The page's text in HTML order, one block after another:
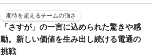
期待を超えるチームの強さ
「さすが」の一言に込められた驚きや感
動。新しい価値を生み出し続ける電通の
挑戦